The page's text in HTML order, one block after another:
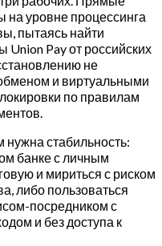
на уровне процессинга
пытаясь найти
Union Pay от российских
не
и виртуальными
по правилам
нужна стабильность:
банке с личным
и мириться с риском
либо пользоваться
посредником с
и без доступа к